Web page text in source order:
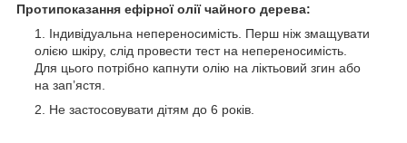
Протипоказання ефірної олії чайного дерева:
Індивідуальна непереносимість. Перш ніж змащувати
олією шкіру, слід провести тест на непереносимість.
Для цього потрібно капнути олію на ліктьовий згин або
на зап’ястя.
Не застосовувати дітям до 6 років.